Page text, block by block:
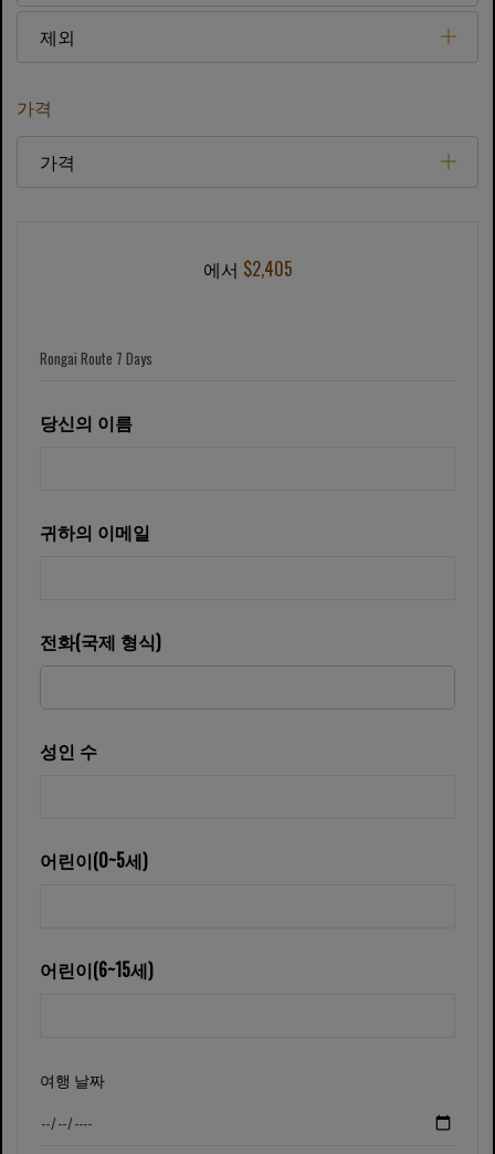
제외
가격
가격
에서 $2,405
당신의 이름
귀하의 이메일
전화(국제 형식)
성인 수
어린이(0~5세)
어린이(6~15세)
여행 날짜